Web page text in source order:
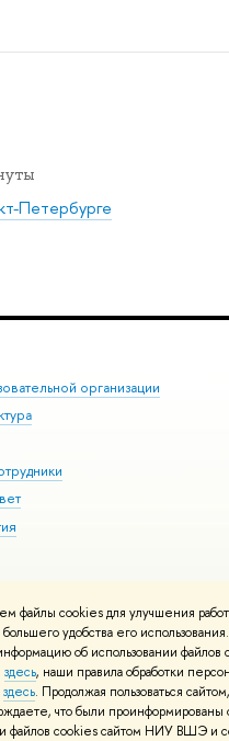
файлы cookies для улучшения
удобства его
об использовании файлов
здесь, наши правила обработки
здесь. Продолжая пользоваться
что были проинформированы
файлов cookies сайтом НИУ ВШЭ и
Петербурге
организации
ограниченными возможностями
Адреса и контакты Условия